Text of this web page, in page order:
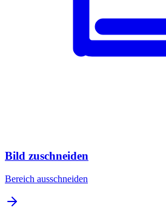
Bild zuschneiden
Bereich ausschneiden